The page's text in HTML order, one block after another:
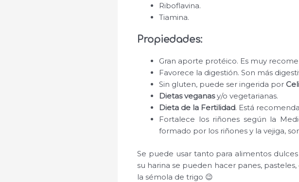
Riboflavina.
Tiamina.
Propiedades:
Gran aporte protéico. Es muy
Favorece la digestión. Son más
Sin gluten, puede ser ingerida por
Dietas veganasy/o vegetarianas.
Dieta de la Fertilidad. Está
Fortalece los riñones según la
formado por los riñones y la vejiga,
Se puede usar tanto para alimentos
su harina se pueden hacer panes, pasteles,
la sémola de trigo 😉